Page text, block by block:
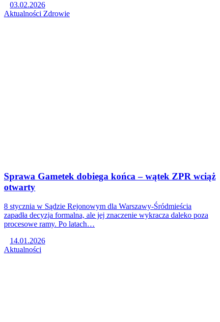
03.02.2026
Aktualności Zdrowie
Sprawa Gametek dobiega końca – wątek ZPR wciąż
otwarty
8 stycznia w Sądzie Rejonowym dla Warszawy-Śródmieścia
zapadła decyzja formalna, ale jej znaczenie wykracza daleko poza
procesowe ramy. Po latach…
14.01.2026
Aktualności